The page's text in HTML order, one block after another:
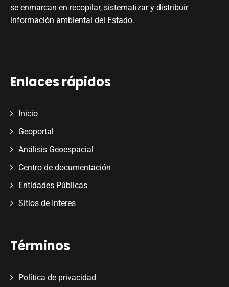
se enmarcan en recopilar, sistematizar y distribuir
información ambiental del Estado.
Enlaces rápidos
Inicio
Geoportal
Análisis Geoespacial
Centro de documentación
Entidades Públicas
Sitios de Interes
Términos
Política de privacidad